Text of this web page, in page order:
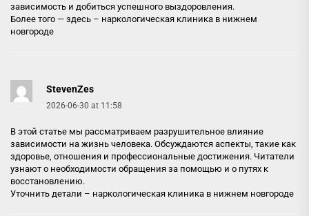
зависимость и добиться успешного выздоровления.
Более того — здесь – наркологическая клиника в нижнем
новгороде
StevenZes
2026-06-30 at 11:58
В этой статье мы рассматриваем разрушительное влияние
зависимости на жизнь человека. Обсуждаются аспекты, такие как
здоровье, отношения и профессиональные достижения. Читатели
узнают о необходимости обращения за помощью и о путях к
восстановлению.
Уточнить детали – наркологическая клиника в нижнем новгороде